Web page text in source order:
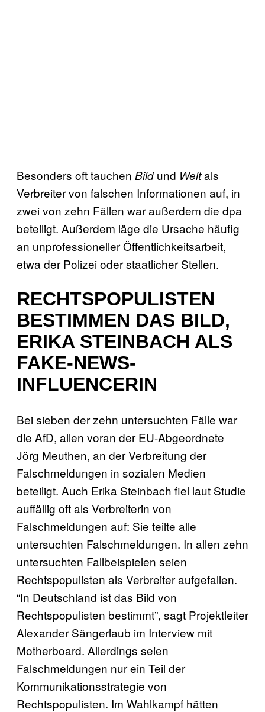
Besonders oft tauchen Bildund Weltals
Verbreiter von falschen Informationen auf, in
zwei von zehn Fällen war außerdem die dpa
beteiligt. Außerdem läge die Ursache häufig
an unprofessioneller Öffentlichkeitsarbeit,
etwa der Polizei oder staatlicher Stellen.
RECHTSPOPULISTEN
BESTIMMEN DAS BILD,
ERIKA STEINBACH ALS
FAKE-NEWS-
INFLUENCERIN
Bei sieben der zehn untersuchten Fälle war
die AfD, allen voran der EU-Abgeordnete
Jörg Meuthen, an der Verbreitung der
Falschmeldungen in sozialen Medien
beteiligt. Auch Erika Steinbach fiel laut Studie
auffällig oft als Verbreiterin von
Falschmeldungen auf: Sie teilte alle
untersuchten Falschmeldungen. In allen zehn
untersuchten Fallbeispielen seien
Rechtspopulisten als Verbreiter aufgefallen.
“In Deutschland ist das Bild von
Rechtspopulisten bestimmt”, sagt Projektleiter
Alexander Sängerlaub im Interview mit
Motherboard. Allerdings seien
Falschmeldungen nur ein Teil der
Kommunikationsstrategie von
Rechtspopulisten. Im Wahlkampf hätten